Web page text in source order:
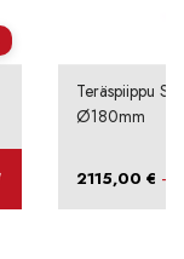
Teräspiippu
Ø180mm
2115,00 € –